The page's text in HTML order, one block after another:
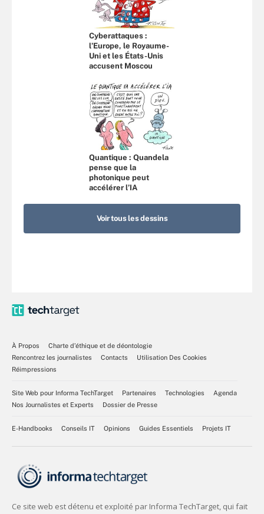
Cyberattaques :
l’Europe, le Royaume-
Uni et les États-Unis
accusent Moscou
Quantique : Quandela
pense que la
photonique peut
accélérer l’IA
Voir tous les dessins
À Propos
Charte d’éthique et de déontologie
Rencontrez les journalistes
Contacts
Utilisation Des Cookies
Réimpressions
Site Web pour Informa TechTarget Partenaires Technologies
Agenda
Nos Journalistes et Experts
Dossier de Presse
E-Handbooks Conseils IT Opinions Guides Essentiels Projets IT